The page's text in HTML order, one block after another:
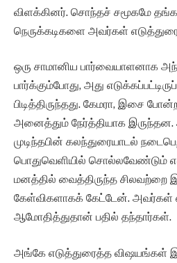
விளக்கினர். சொந்தச் சமூகமே
நெருக்கடிகளை அவர்கள்
ஒரு சாமானிய பார்வையாளனாக
பார்க்கும்போது, அது
பிடித்திருந்தது. கேமரா, இசை
அனைத்தும் நேர்த்தியாக இருந்தன.
முடிந்தபின் கலந்துரையாடல்
பொதுவெளியில் சொல்லவேண்டும்
மனத்தில் வைத்திருந்த சிலவற்றை
கேள்விகளாகக் கேட்டேன். அவர்கள்
ஆமோதித்துதான் பதில் தந்தார்கள்.
அங்கே எடுத்துரைத்த விஷயங்கள்